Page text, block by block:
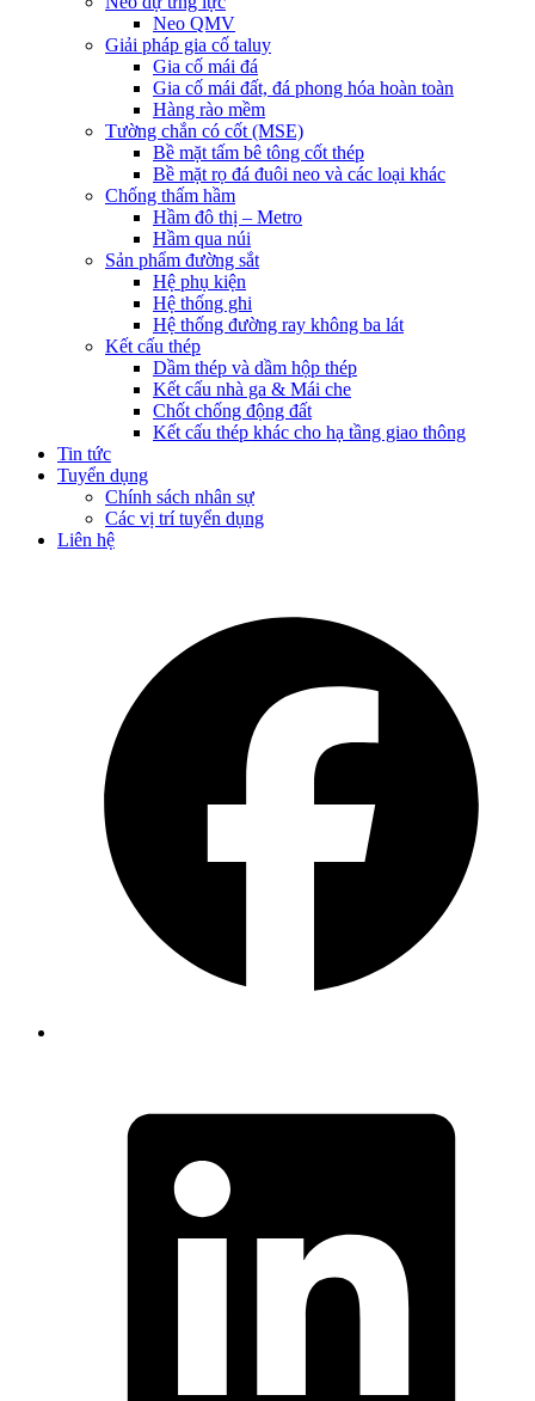
Neo QMV
Giải pháp gia cố taluy
Gia cố mái đá
Gia cố mái đất, đá phong hóa hoàn toàn
Hàng rào mềm
Tường chắn có cốt (MSE)
Bề mặt tấm bê tông cốt thép
Bề mặt rọ đá đuôi neo và các loại khác
Chống thấm hầm
Hầm đô thị – Metro
Hầm qua núi
Sản phẩm đường sắt
Hệ phụ kiện
Hệ thống ghi
Hệ thống đường ray không ba lát
Kết cấu thép
Dầm thép và dầm hộp thép
Kết cấu nhà ga & Mái che
Chốt chống động đất
Kết cấu thép khác cho hạ tầng giao thông
Tin tức
Tuyển dụng
Chính sách nhân sự
Các vị trí tuyển dụng
Liên hệ